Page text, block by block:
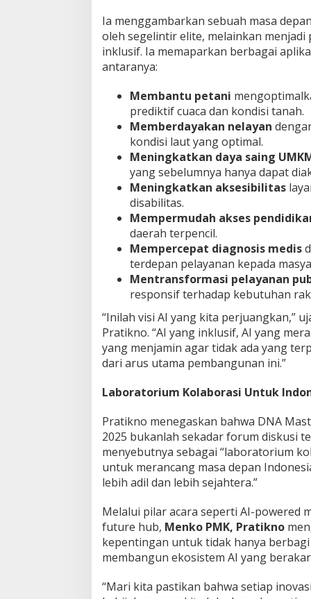
Ia menggambarkan sebuah masa
oleh segelintir elite, melainkan
inklusif. Ia memaparkan berbagai
antaranya:
Membantu petani
prediktif cuaca dan kondisi tanah.
Memberdayakan nelayan
kondisi laut yang optimal.
Meningkatkan daya saing
yang sebelumnya hanya dapat
Meningkatkan aksesibilitas
disabilitas.
Mempermudah akses
daerah terpencil.
Mempercepat diagnosis medis
terdepan pelayanan kepada
Mentransformasi pelayanan
responsif terhadap kebutuhan
“Inilah visi AI yang kita perjuangkan,”
Pratikno. “AI yang inklusif, AI yang
yang menjamin agar tidak ada yang
dari arus utama pembangunan ini.”
Laboratorium Kolaborasi Untuk
Pratikno menegaskan bahwa DNA
2025 bukanlah sekadar forum diskusi
menyebutnya sebagai “laboratorium
untuk merancang masa depan
lebih adil dan lebih sejahtera.”
Melalui pilar acara seperti AI-powered
future hub, Menko PMK, Pratikno
kepentingan untuk tidak hanya
membangun ekosistem AI yang
“Mari kita pastikan bahwa setiap